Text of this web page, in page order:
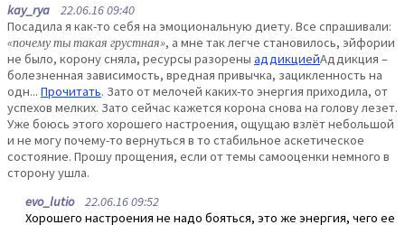
kay_rya 22.06.16 09:40
Посадила я как-то себя на эмоциональную диету. Все спрашивали:
«почему ты такая грустная», а мне так легче становилось, эйфории
не было, корону сняла, ресурсы разорены аддикциейАддикция –
болезненная зависимость, вредная привычка, зацикленность на
одн... Прочитать. Зато от мелочей каких-то энергия приходила, от
успехов мелких. Зато сейчас кажется корона снова на голову лезет.
Уже боюсь этого хорошего настроения, ощущаю взлёт небольшой
и не могу почему-то вернуться в то стабильное аскетическое
состояние. Прошу прощения, если от темы самооценки немного в
сторону ушла.
evo_lutio22.06.16 09:52
Хорошего настроения не надо бояться, это же энергия, чего ее